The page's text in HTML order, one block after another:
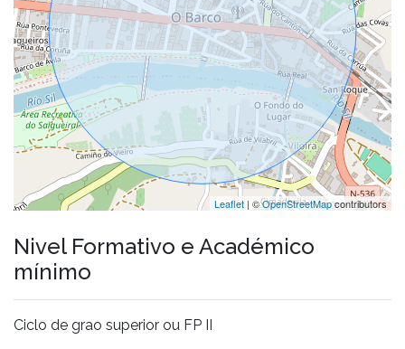
Leaflet | ©OpenStreetMapcontributors
Nivel Formativo e Académico
mínimo
Ciclo de grao superior ou FP II